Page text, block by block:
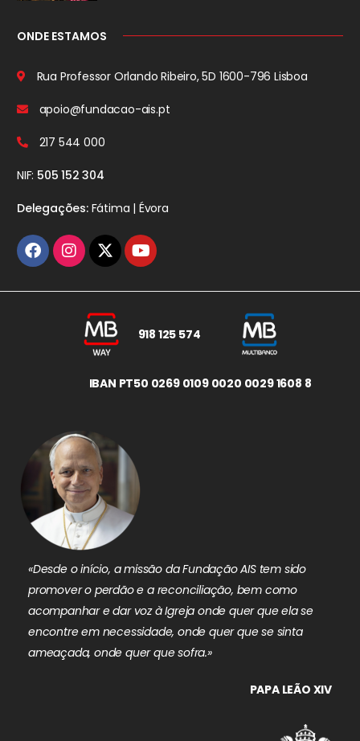
ONDE ESTAMOS
Rua Professor Orlando Ribeiro, 5D 1600-796 Lisboa
apoio@fundacao-ais.pt
217 544 000
NIF: 505 152 304
Delegações:Fátima | Évora
918 125 574
IBAN PT50 0269 0109 0020 0029 1608 8
«Desde o início, a missão da Fundação AIS tem sido
promover o perdão e a reconciliação, bem como
acompanhar e dar voz à Igreja onde quer que ela se
encontre em necessidade, onde quer que se sinta
ameaçada, onde quer que sofra.»
PAPA LEÃO XIV